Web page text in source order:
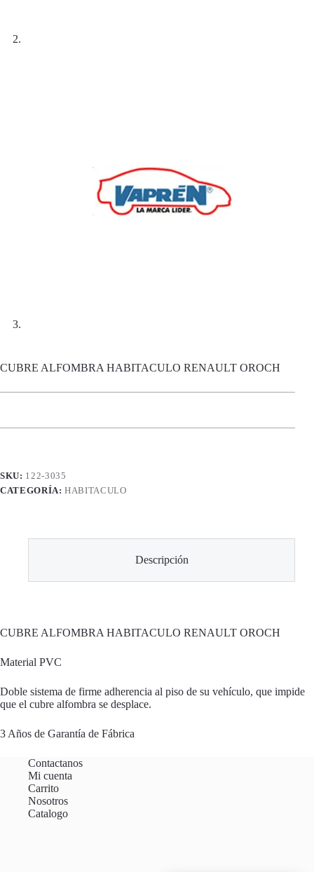
CUBRE ALFOMBRA HABITACULO RENAULT OROCH
SKU: 122-3035
CATEGORÍA:HABITACULO
Descripción
CUBRE ALFOMBRA HABITACULO RENAULT OROCH
Material PVC
Doble sistema de firme adherencia al piso de su vehículo, que impide
que el cubre alfombra se desplace.
3 Años de Garantía de Fábrica
Contactanos
Mi cuenta
Carrito
Nosotros
Catalogo